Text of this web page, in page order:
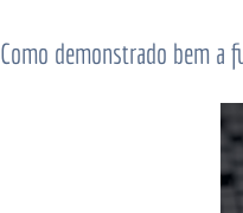
Como demonstrado bem a